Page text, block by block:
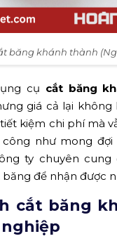
băng khánh thành
cụ cắt băng
giá cả lại không
kiệm chi phí mà
như mong
ty chuyên
để nhận được
cắt băng